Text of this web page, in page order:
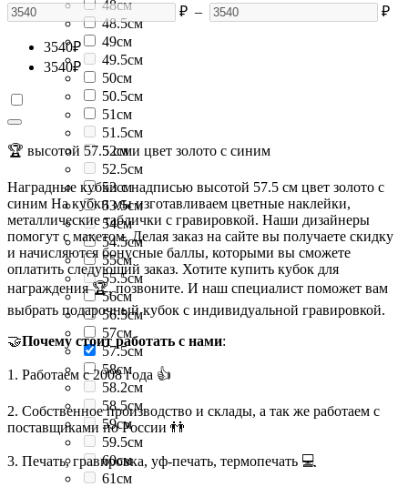
48см
48.5см
49см
49.5см
50см
50.5см
51см
51.5см
52см
52.5см
53см
53.5см
54см
54.5см
55см
55.5см
56см
56.5см
57см
57.5см
58см
58.2см
58.5см
59см
59.5см
60см
61см
₽ – ₽
3540₽
3540₽
🏆 высотой 57.5 см и цвет золото с синим
Наградные кубки с надписью высотой 57.5 см цвет золото с
синим На кубки мы изготавливаем цветные наклейки,
металлические таблички с гравировкой. Наши дизайнеры
помогут с макетом. Делая заказ на сайте вы получаете скидку
и начисляются бонусные баллы, которыми вы сможете
оплатить следующий заказ. Хотите купить кубок для
награждения 🏆, позвоните. И наш специалист поможет вам
выбрать подарочный кубок с индивидуальной гравировкой.
🤝Почему стоит работать с нами:
1. Работаем с 2008 года 👍
2. Собственное производство и склады, а так же работаем с
поставщиками по России 👬
3. Печать, гравировка, уф-печать, термопечать 💻